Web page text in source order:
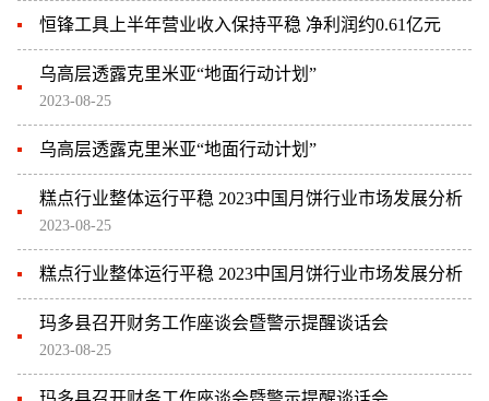
恒锋工具上半年营业收入保持平稳 净利润约0.61亿元
乌高层透露克里米亚“地面行动计划”
2023-08-25
乌高层透露克里米亚“地面行动计划”
糕点行业整体运行平稳 2023中国月饼行业市场发展分析
2023-08-25
糕点行业整体运行平稳 2023中国月饼行业市场发展分析
玛多县召开财务工作座谈会暨警示提醒谈话会
2023-08-25